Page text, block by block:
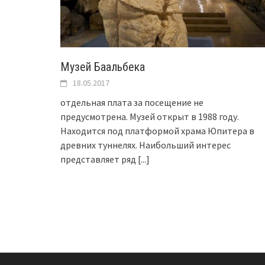
Музей Баальбека
18.05.2017
отдельная плата за посещение не
предусмотрена. Музей открыт в 1988 году.
Находится под платформой храма Юпитера в
древних туннелях. Наибольший интерес
представляет ряд [...]